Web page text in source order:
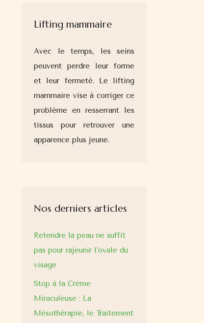
Lifting mammaire
Avec le temps, les seins
peuvent perdre leur forme
et leur fermeté. Le lifting
mammaire vise à corriger ce
problème en resserrant les
tissus pour retrouver une
apparence plus jeune.
Nos derniers articles
Retendre la peau ne suffit
pas pour rajeunir l’ovale du
visage
Stop à la Crème
Miraculeuse : La
Mésothérapie, le Traitement